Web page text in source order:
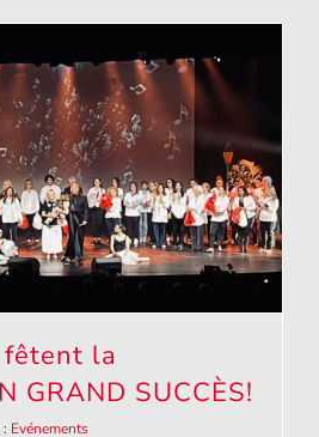
fêtent la
GRAND SUCCÈS!
Evénements